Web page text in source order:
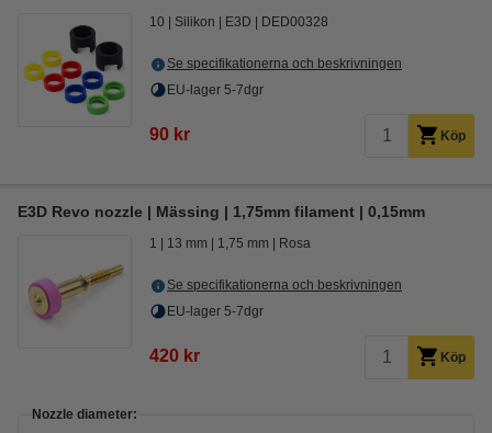
10 Silikon E3D DED00328
Se specifikationerna och beskrivningen
EU-lager 5-7dgr
90 kr Köp
E3D Revo nozzle | Mässing | 1,75mm filament | 0,15mm
1 13 mm 1,75 mm Rosa
Se specifikationerna och beskrivningen
EU-lager 5-7dgr
420 kr Köp
Nozzle diameter: